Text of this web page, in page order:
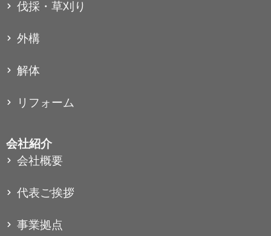
伐採・草刈り
外構
解体
リフォーム
会社紹介
会社概要
代表ご挨拶
事業拠点